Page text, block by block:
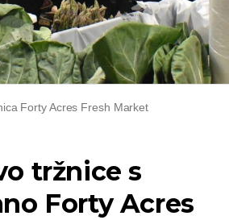
Forty Acres Fresh Market
tržnice s
Forty Acres